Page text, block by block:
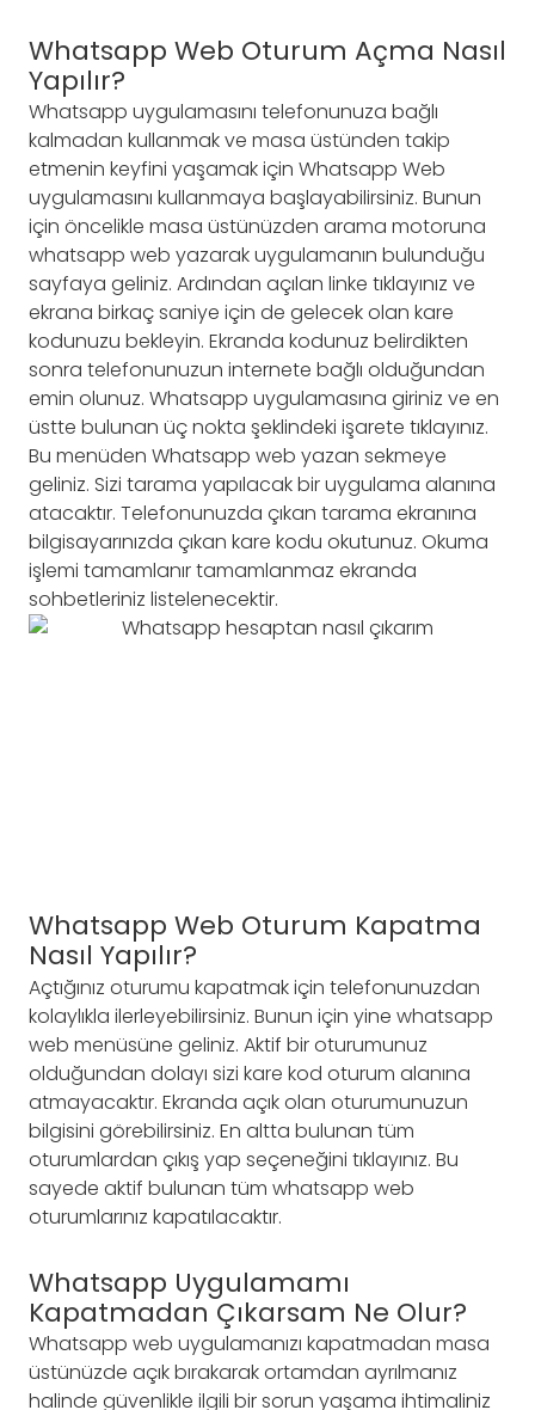
Whatsapp Web Oturum Açma Nasıl
Yapılır?
Whatsapp uygulamasını telefonunuza bağlı
kalmadan kullanmak ve masa üstünden takip
etmenin keyfini yaşamak için Whatsapp Web
uygulamasını kullanmaya başlayabilirsiniz. Bunun
için öncelikle masa üstünüzden arama motoruna
whatsapp web yazarak uygulamanın bulunduğu
sayfaya geliniz. Ardından açılan linke tıklayınız ve
ekrana birkaç saniye için de gelecek olan kare
kodunuzu bekleyin. Ekranda kodunuz belirdikten
sonra telefonunuzun internete bağlı olduğundan
emin olunuz. Whatsapp uygulamasına giriniz ve en
üstte bulunan üç nokta şeklindeki işarete tıklayınız.
Bu menüden Whatsapp web yazan sekmeye
geliniz. Sizi tarama yapılacak bir uygulama alanına
atacaktır. Telefonunuzda çıkan tarama ekranına
bilgisayarınızda çıkan kare kodu okutunuz. Okuma
işlemi tamamlanır tamamlanmaz ekranda
sohbetleriniz listelenecektir.
Whatsapp Web Oturum Kapatma
Nasıl Yapılır?
Açtığınız oturumu kapatmak için telefonunuzdan
kolaylıkla ilerleyebilirsiniz. Bunun için yine whatsapp
web menüsüne geliniz. Aktif bir oturumunuz
olduğundan dolayı sizi kare kod oturum alanına
atmayacaktır. Ekranda açık olan oturumunuzun
bilgisini görebilirsiniz. En altta bulunan tüm
oturumlardan çıkış yap seçeneğini tıklayınız. Bu
sayede aktif bulunan tüm whatsapp web
oturumlarınız kapatılacaktır.
Whatsapp Uygulamamı
Kapatmadan Çıkarsam Ne Olur?
Whatsapp web uygulamanızı kapatmadan masa
üstünüzde açık bırakarak ortamdan ayrılmanız
halinde güvenlikle ilgili bir sorun yaşama ihtimaliniz